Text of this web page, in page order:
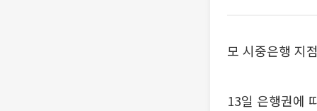
모 시중은행 지
13일 은행권에